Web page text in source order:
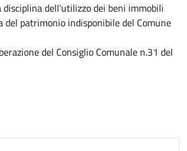
disciplina dell'utilizzo dei beni immobili
del patrimonio indisponibile del Comune
del Consiglio Comunale n.31 del